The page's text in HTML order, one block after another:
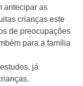
antecipar as
crianças este
de preocupações
para a família
já